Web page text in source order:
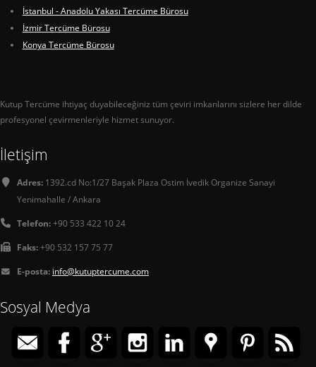
İstanbul - Anadolu Yakası Tercüme Bürosu
İzmir Tercüme Bürosu
Konya Tercüme Bürosu
Kutup Tercüme ihtiyaç duyabileceğiniz tüm çeviri imkanlarını sizlere her dilde
profesyonel çevirmenleriyle hizmet sunuyor.
İletişim
Adres: 1392.cd No:1/27 Başak Plaza Ostim İvedik Organize Sanayi
Yenimahalle / Ankara
Telefon:+90 533 422 10 24
Faks:+90 532 157 75 77
E-posta: info@kutuptercume.com
Sosyal Medya